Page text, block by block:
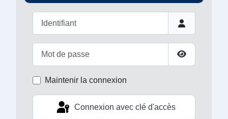
Afficher le
Maintenir la connexion
Connexion avec clé d'accès